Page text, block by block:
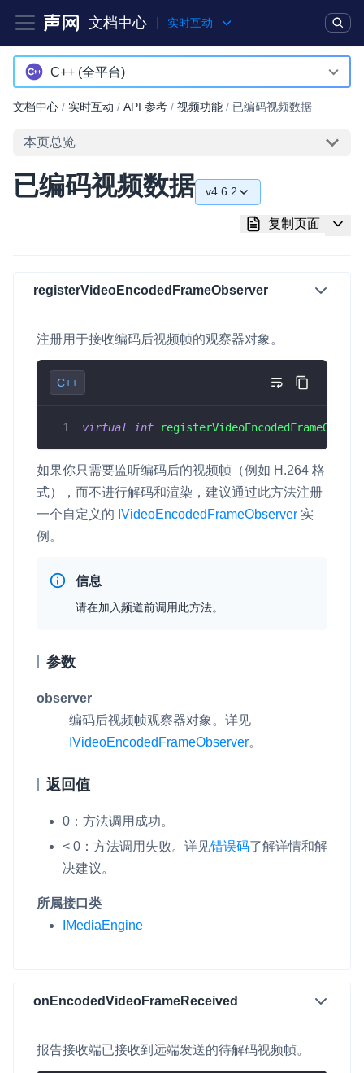
文档中心 实时互动
产品 解决方案
突破传统文字交互模式，与 AI 进行高拟真、自然流畅的实时语
一整套低延时、高并发、可扩展、高可靠的实时消息及状态同步
即时通讯 IM
务。
CDN 直播方案
物的实时互动连接
实时互动扩展能力
快速实现实时的语音转写功能
互动白板
快速实现多人实时互动白板协作
实现智能硬件和微信小程序之间的实时音视频互通
Status Page
集中展示声网主要产品及服务的综合服务质量及可用性信息
内容审核
对实时音频和视频画面进行风险识别，并联动回调和业务处置流
SDK 拓展插件
C++ (全平台)
Android
iOS
macOS
Web
C# (Windows)
小程序
Electron
Unity
Flutter
React Native
Unreal (C++)
文档中心 / 实时互动 / API 参考 / 视频功能 / 已编码视频数据
本页总览
已编码视频数据 v4.6.2
v4.5.2
v4.3.1
v4.3.0
v4.2.3
复制页面
registerVideoEncodedFrameObserver
注册用于接收编码后视频帧的观察器对象。
C++
virtual int
如果你只需要监听编码后的视频帧（例如 H.264 格
式），而不进行解码和渲染，建议通过此方法注册
一个自定义的 IVideoEncodedFrameObserver 实
例。
信息
请在加入频道前调用此方法。
参数
observer
编码后视频帧观察器对象。详见
IVideoEncodedFrameObserver。
返回值
0：方法调用成功。
< 0：方法调用失败。详见错误码了解详情和解
决建议。
所属接口类
IMediaEngine
onEncodedVideoFrameReceived
报告接收端已接收到远端发送的待解码视频帧。